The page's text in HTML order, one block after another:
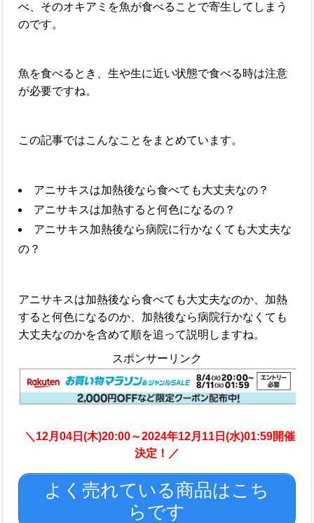
べ、そのオキアミを魚が食べることで寄生してしまう
のです。
魚を食べるとき、生や生に近い状態で食べる時は注意
が必要ですね。
この記事ではこんなことをまとめています。
アニサキスは加熱後なら食べても大丈夫なの？
アニサキスは加熱すると何色になるの？
アニサキス加熱後なら病院に行かなくても大丈夫な
の？
アニサキスは加熱後なら食べても大丈夫なのか、加熱
すると何色になるのか、加熱後なら病院行かなくても
大丈夫なのかを含めて順を追って説明しますね。
スポンサーリンク
＼12月04日(木)20:00～2024年12月11日(水)01:59開催
決定！／
よく売れている商品はこち
らです